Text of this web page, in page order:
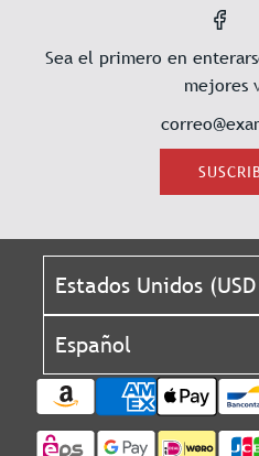
Sea el primero en
mejores
Estados Unidos
Español